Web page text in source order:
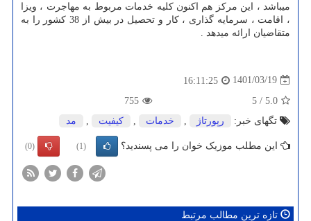
میباشد ، این مرکز هم اکنون کلیه خدمات مربوط به مهاجرت ، ویزا
، اقامت ، سرمایه گذاری ، کار و تحصیل در بیش از 38 کشور را به
متقاضیان ارائه میدهد .
1401/03/19
16:11:25
5.0
/
5
755
تگهای خبر:
رپورتاژ خدمات كیفیت مد
این مطلب موزیک خوان را می پسندید؟ (1)
(0)
تازه ترین مطالب مرتبط